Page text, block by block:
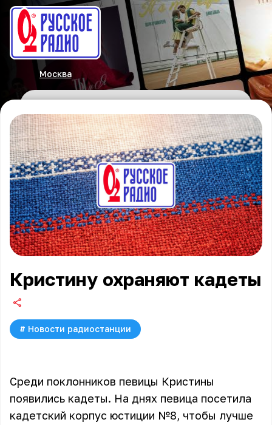
Москва
Кристину охраняют кадеты
# Новости радиостанции
Среди поклонников певицы Кристины
появились кадеты. На днях певица посетила
кадетский корпус юстиции №8, чтобы лучше